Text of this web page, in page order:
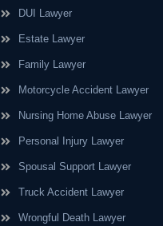
DUI Lawyer
Estate Lawyer
Family Lawyer
Motorcycle Accident Lawyer
Nursing Home Abuse Lawyer
Personal Injury Lawyer
Spousal Support Lawyer
Truck Accident Lawyer
Wrongful Death Lawyer